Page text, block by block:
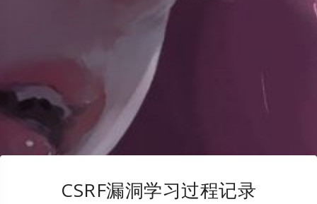
CSRF漏洞学习过程记录